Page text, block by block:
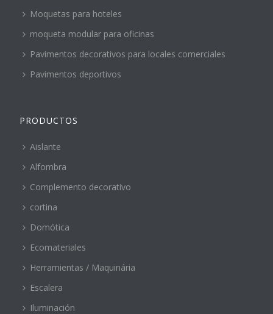
Moquetas para hoteles
moqueta modular para oficinas
Pavimentos decorativos para locales comerciales
Pavimentos deportivos
PRODUCTOS
Aislante
Alfombra
Complemento decorativo
cortina
Domótica
Ecomateriales
Herramientas / Maquinária
Escalera
Iluminación